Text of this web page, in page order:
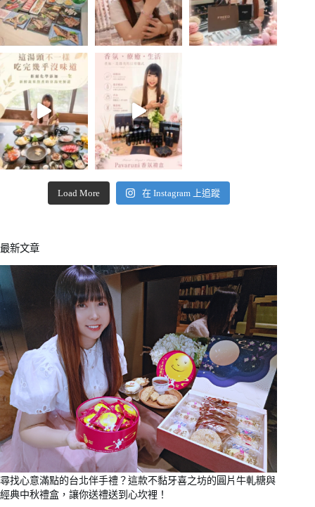
Load More 在 Instagram 上追蹤
最新文章
尋找心意滿點的台北伴手禮？這款不黏牙喜之坊的圓片牛軋糖與
經典中秋禮盒，讓你送禮送到心坎裡！